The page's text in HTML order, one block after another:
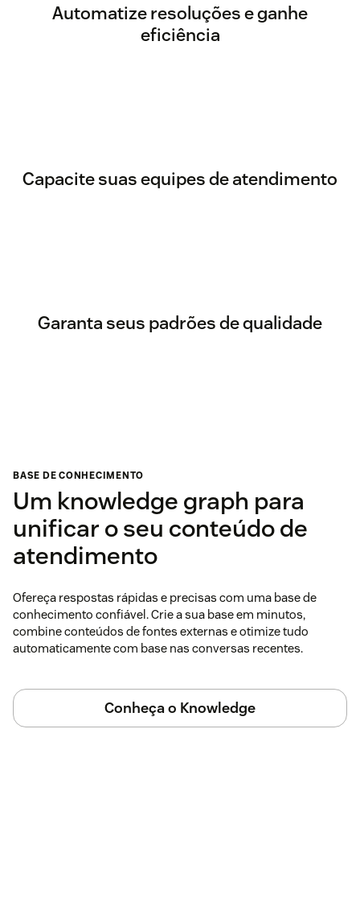
Automatize resoluções e ganhe
eficiência
Capacite suas equipes de atendimento
Garanta seus padrões de qualidade
BASE DE CONHECIMENTO
Um knowledge graph para
unificar o seu conteúdo de
atendimento
Ofereça respostas rápidas e precisas com uma base de
conhecimento confiável. Crie a sua base em minutos,
combine conteúdos de fontes externas e otimize tudo
automaticamente com base nas conversas recentes.
Conheça o Knowledge